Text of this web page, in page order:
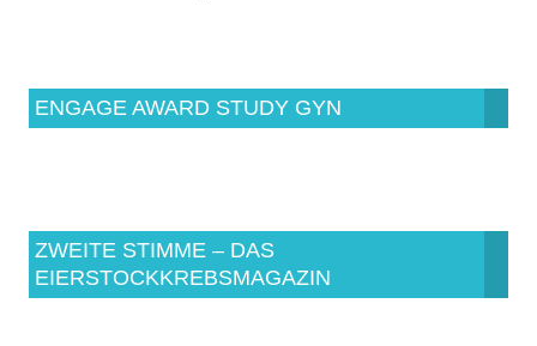
ENGAGE AWARD STUDY GYN
ZWEITE STIMME – DAS
EIERSTOCKKREBSMAGAZIN